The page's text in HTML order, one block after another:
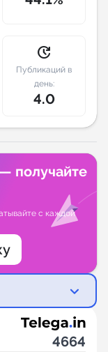
update
Публикаций в
день:
4.0
получайте
с каждой
4664